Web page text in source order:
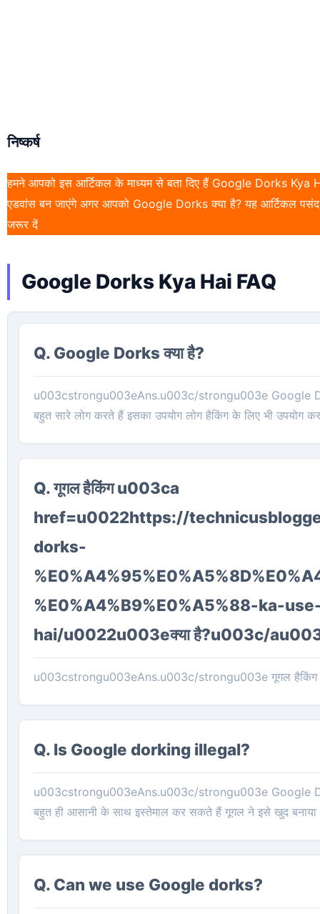
निष्कर्ष
हमने आपको इस आर्टिकल के माध्यम से बता दिए हैं Google Dorks
एडवांस बन जाएंगे अगर आपको Google Dorks क्या है? यह आर्टिकल
जरूर दें
Google Dorks Kya Hai FAQ
Q. Google Dorks क्या है?
u003cstrongu003eAns.u003c/strongu003e Google
बहुत सारे लोग करते हैं इसका उपयोग लोग हैकिंग के लिए भी उपयोग
Q. गूगल हैकिंग u003ca
href=u0022https://
dorks-
%E0%A4%B9%E0%A5%88-ka-
hai/u0022u003eक्या है?u003c/
u003cstrongu003eAns.u003c/strongu003e गूगल हैकिंग
Q. Is Google dorking illegal?
u003cstrongu003eAns.u003c/strongu003e Google
बहुत ही आसानी के साथ इस्तेमाल कर सकते हैं गूगल ने इसे खुद बनाया
Q. Can we use Google dorks?